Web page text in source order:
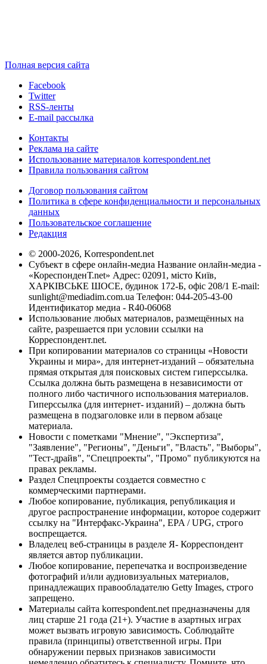
Полная версия сайта
Facebook
Twitter
RSS-ленты
E-mail рассылка
Контакты
Реклама на сайте
Использование материалов korrespondent.net
Правила пользования сайтом
Договор пользования сайтом
Политика в сфере конфиденциальности и персональных
данных
Пользовательское соглашение
Редакция
© 2000-2026, Korrespondent.net
Субъект в сфере онлайн-медиа Название онлайн-медиа -
«КореспонденТ.net» Адрес: 02091, місто Київ,
ХАРКІВСЬКЕ ШОСЕ, будинок 172-Б, офіс 208/1 E-mail:
sunlight@mediadim.com.ua Телефон: 044-205-43-00
Идентификатор медиа - R40-06068
Использование любых материалов, размещённых на
сайте, разрешается при условии ссылки на
Корреспондент.net.
При копировании материалов со страницы «Новости
Украины и мира», для интернет-изданий – обязательна
прямая открытая для поисковых систем гиперссылка.
Ссылка должна быть размещена в независимости от
полного либо частичного использования материалов.
Гиперссылка (для интернет- изданий) – должна быть
размещена в подзаголовке или в первом абзаце
материала.
Новости с пометками "Мнение", "Экспертиза",
"Заявление", "Регионы", "Деньги", "Власть", "Выборы",
"Тест-драйв", "Спецпроекты", "Промо" публикуются на
правах рекламы.
Раздел Спецпроекты создается совместно с
коммерческими партнерами.
Любое копирование, публикация, републикация и
другое распространение информации, которое содержит
ссылку на "Интерфакс-Украина", EPA / UPG, строго
воспрещается.
Владелец веб-страницы в разделе Я- Корреспондент
является автор публикации.
Любое копирование, перепечатка и воспроизведение
фотографий и/или аудиовизуальных материалов,
принадлежащих правообладателю Getty Images, строго
запрещено.
Материалы сайта korrespondent.net предназначены для
лиц старше 21 года (21+). Участие в азартных играх
может вызвать игровую зависимость. Соблюдайте
правила (принципы) ответственной игры. При
обнаружении первых признаков зависимости